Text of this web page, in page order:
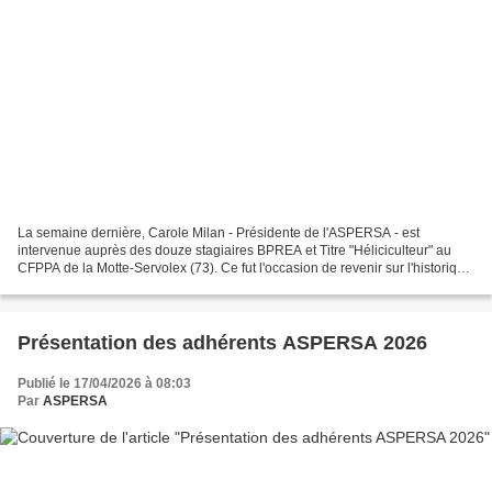
La semaine dernière, Carole Milan - Présidente de l'ASPERSA - est
intervenue auprès des douze stagiaires BPREA et Titre "Héliciculteur" au
CFPPA de la Motte-Servolex (73). Ce fut l'occasion de revenir sur l'historique
Présentation des adhérents ASPERSA 2026
Publié le 17/04/2026 à 08:03
Par ASPERSA